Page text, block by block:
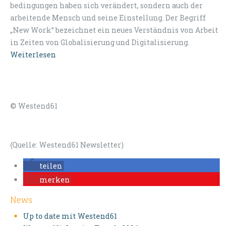
bedingungen haben sich verändert, sondern auch der
arbeitende Mensch und seine Einstellung. Der Begriff
„New Work“ bezeichnet ein neues Verständnis von Arbeit
in Zeiten von Globalisierung und Digitalisierung.
Weiterlesen
© Westend61
(Quelle: Westend61 Newsletter)
teilen
merken
News
Up to date mit Westend61